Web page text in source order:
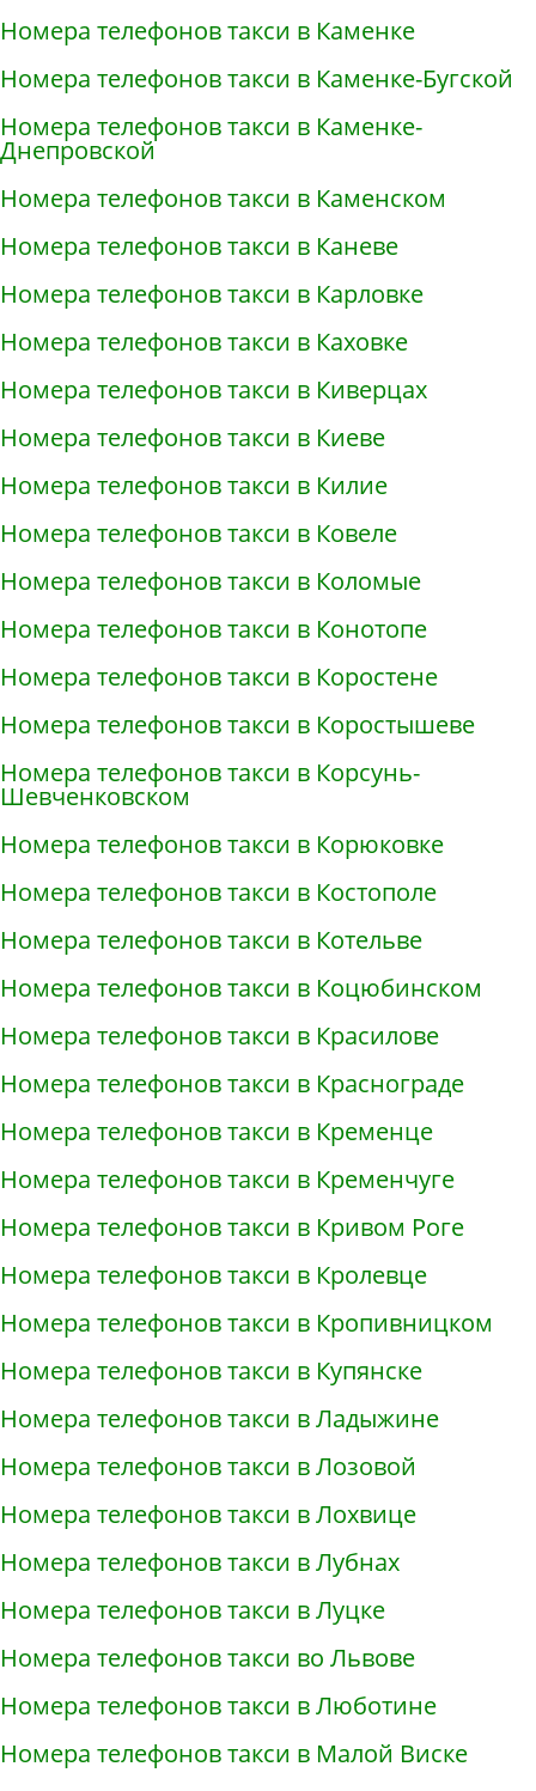
Номера телефонов такси в Каменке
Номера телефонов такси в Каменке-Бугской
Номера телефонов такси в Каменке-
Днепровской
Номера телефонов такси в Каменском
Номера телефонов такси в Каневе
Номера телефонов такси в Карловке
Номера телефонов такси в Каховке
Номера телефонов такси в Киверцах
Номера телефонов такси в Киеве
Номера телефонов такси в Килие
Номера телефонов такси в Ковеле
Номера телефонов такси в Коломые
Номера телефонов такси в Конотопе
Номера телефонов такси в Коростене
Номера телефонов такси в Коростышеве
Номера телефонов такси в Корсунь-
Шевченковском
Номера телефонов такси в Корюковке
Номера телефонов такси в Костополе
Номера телефонов такси в Котельве
Номера телефонов такси в Коцюбинском
Номера телефонов такси в Красилове
Номера телефонов такси в Краснограде
Номера телефонов такси в Кременце
Номера телефонов такси в Кременчуге
Номера телефонов такси в Кривом Роге
Номера телефонов такси в Кролевце
Номера телефонов такси в Кропивницком
Номера телефонов такси в Купянске
Номера телефонов такси в Ладыжине
Номера телефонов такси в Лозовой
Номера телефонов такси в Лохвице
Номера телефонов такси в Лубнах
Номера телефонов такси в Луцке
Номера телефонов такси во Львове
Номера телефонов такси в Люботине
Номера телефонов такси в Малой Виске